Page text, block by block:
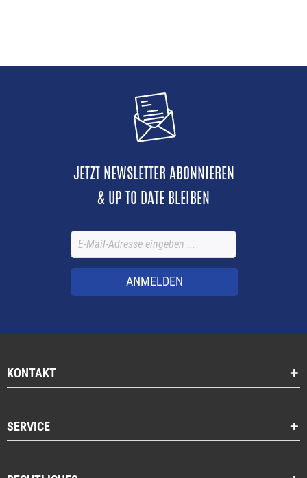
JETZT NEWSLETTER ABONNIEREN
& UP TO DATE BLEIBEN
ANMELDEN
KONTAKT
SERVICE